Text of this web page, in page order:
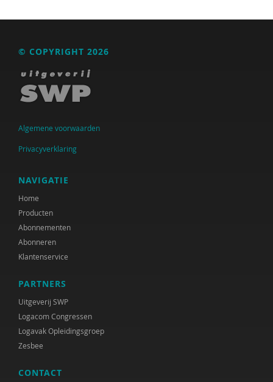
Nicole van Gelder
Kim Geurtjens
Liesbeth Geuze
GGD GHOR Nederland
Carla de Groot
Rianne Haaijema
Gé Haans
Selma van der Haar
Selma van der Haar
Tim Haarlemmer
© COPYRIGHT 2026
Algemene voorwaarden
Privacyverklaring
NAVIGATIE
Home
Producten
Abonnementen
Abonneren
Klantenservice
PARTNERS
Uitgeverij SWP
Logacom Congressen
Logavak Opleidingsgroep
Zesbee
CONTACT